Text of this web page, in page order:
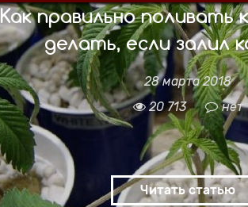
Как правильно поливать
делать, если залил
Вы полили свои кусты, а они свесили
опасная штука и если дело в нем, то
жестковаты на ощупь и загнутся по
внимание, сворачиваться будут не только
отравлении азотом), а весь лист
создаётся большими количествами
28 марта 2018
20 713
нет
Читать статью